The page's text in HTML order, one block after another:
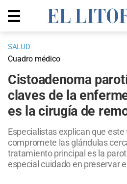
SALUD
Cuadro médico
Cistoadenoma
claves de la
es la cirugía de
Especialistas explican que
compromete las glándulas
tratamiento principal es la
especial cuidado en preservar